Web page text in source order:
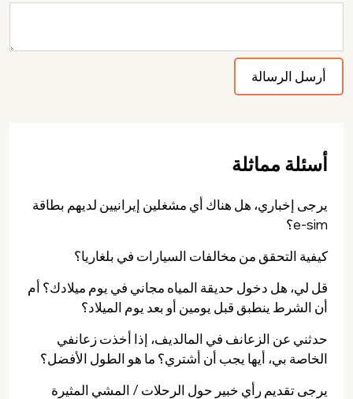
أسئلة مماثلة
يرجى إخباري، هل هناك أي مشغلين إيرانيين لديهم بطاقة
e-sim؟
كيفية التحقق من مخالفات السيارات في بلغاريا؟
قل لي، هل دخول حديقة المياه مجاني في يوم ميلادك؟ أم
أن الشرط ينطبق قبل يومين أو بعد يوم الميلاد؟
حدثني عن الزعانف في المالديف، إذا أخذت زعانفي
الخاصة بي، أيها يجب أن أشتري؟ ما هو الطول الأفضل؟
يرجى تقديم رأي خبير حول الرحلات / المشي المثيرة